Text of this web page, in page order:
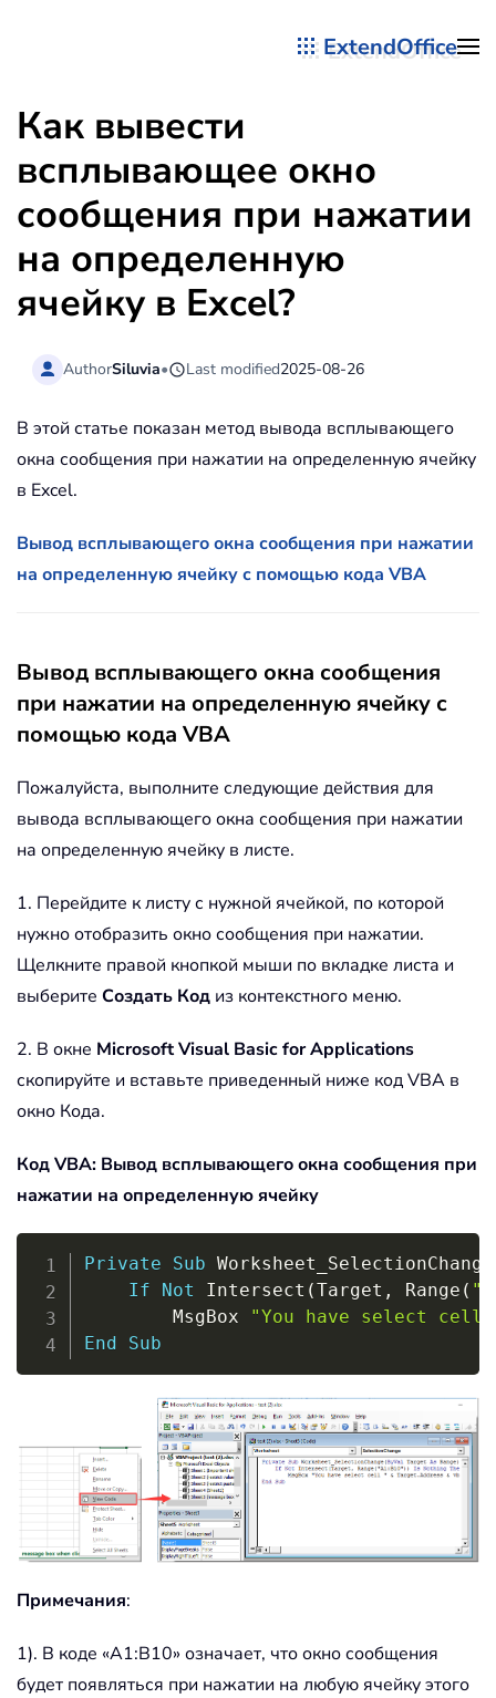
ExtendOffice
Как вывести
всплывающее окно
сообщения при нажатии
на определенную
ячейку в Excel?
AuthorSiluvia• Last modified2025-08-26
В этой статье показан метод вывода всплывающего
окна сообщения при нажатии на определенную ячейку
в Excel.
Вывод всплывающего окна сообщения при нажатии
на определенную ячейку с помощью кода VBA
Вывод всплывающего окна сообщения
при нажатии на определенную ячейку с
помощью кода VBA
Пожалуйста, выполните следующие действия для
вывода всплывающего окна сообщения при нажатии
на определенную ячейку в листе.
1. Перейдите к листу с нужной ячейкой, по которой
нужно отобразить окно сообщения при нажатии.
Щелкните правой кнопкой мыши по вкладке листа и
выберите Создать Код из контекстного меню.
2. В окне Microsoft Visual Basic for Applications
скопируйте и вставьте приведенный ниже код VBA в
окно Кода.
Код VBA: Вывод всплывающего окна сообщения при
нажатии на определенную ячейку
Private Sub Worksheet_SelectionChange
If
Not Intersect (Target , Range (
        MsgBox
"You have select cell
End
Sub
Copy
Примечания:
1). В коде «A1:B10» означает, что окно сообщения
будет появляться при нажатии на любую ячейку этого